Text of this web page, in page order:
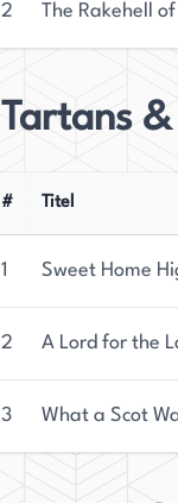
2 The Rakehell
Tartans
# Titel
1 Sweet Home
2 A Lord for the
3 What a Scot